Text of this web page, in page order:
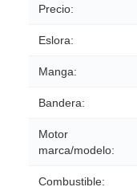
Precio:
Eslora:
Manga:
Bandera:
Motor
marca/modelo:
Combustible: